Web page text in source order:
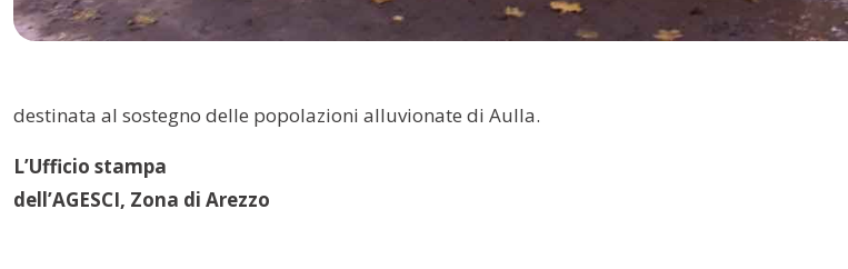
destinata al sostegno delle popolazioni alluvionate di Aulla.
L’Ufficio stampa
dell’AGESCI, Zona di Arezzo